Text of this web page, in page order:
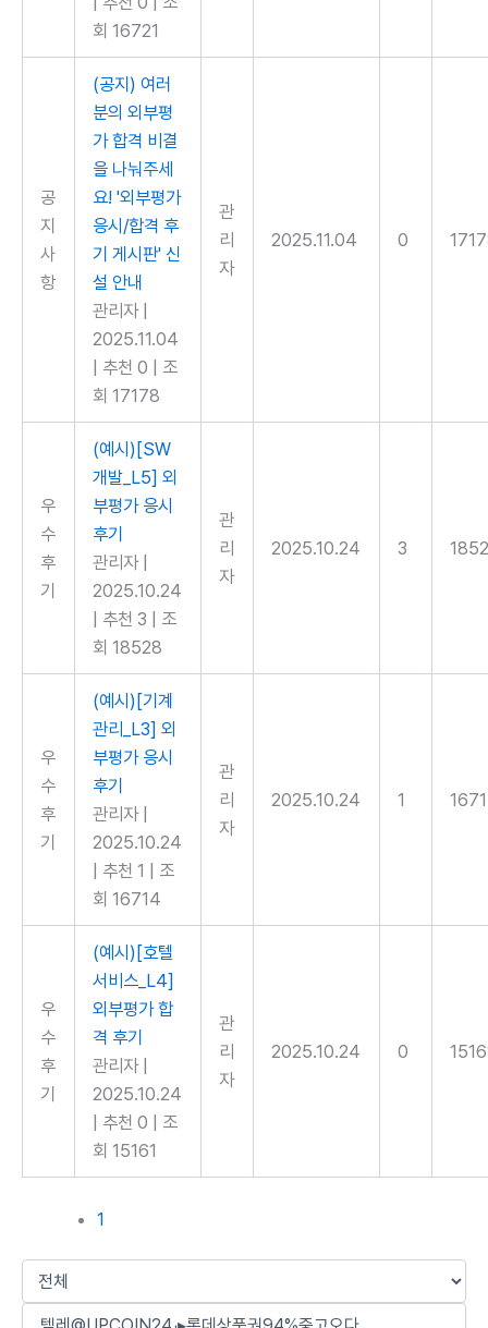
회 16721
공
지
사
항
(공지) 여러
분의 외부평
가 합격 비결
을 나눠주세
요! '외부평가
응시/합격 후
기 게시판' 신
설 안내
관리자
2025.11.04
추천 0
조
회 17178
관
리
자
2025.11.04 0
우
수
후
기
(예시)[SW
개발_L5] 외
부평가 응시
후기
관리자
2025.10.24
추천 3
조
회 18528
관
리
자
2025.10.24 3
우
수
후
기
(예시)[기계
관리_L3] 외
부평가 응시
후기
관리자
2025.10.24
추천 1
조
회 16714
관
리
자
2025.10.24 1
우
수
후
기
(예시)[호텔
서비스_L4]
외부평가 합
격 후기
관리자
2025.10.24
추천 0
조
회 15161
관
리
자
2025.10.24 0
1